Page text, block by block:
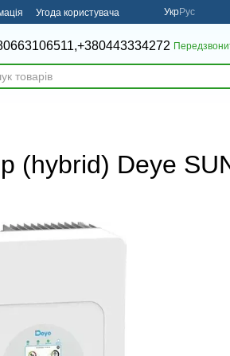
Угода користувача УкрРус
+380443334272
(hybrid) Deye